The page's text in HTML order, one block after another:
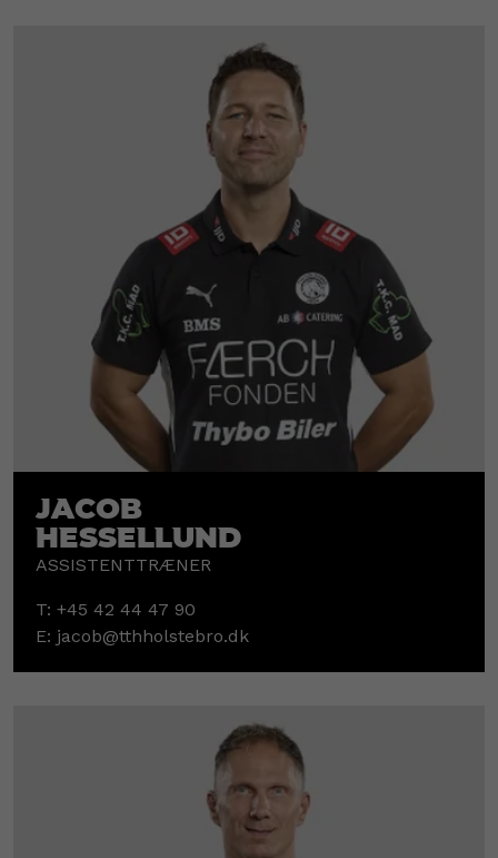
Jacob
Hessellund
ASSISTENTTRÆNER
T: +45 42 44 47 90
E: jacob@tthholstebro.dk